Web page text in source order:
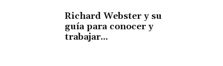
Richard Webster y su
guía para conocer y
trabajar...